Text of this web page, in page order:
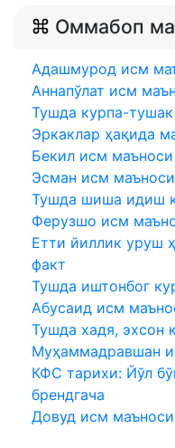
Оммабоп
Адашмурод исм
Аннапўлат исм
Тушда курпа-
Эркаклар ҳақида
Бекил исм маъноси
Эсман исм маъноси
Тушда шиша идиш
Ферузшо исм
Етти йиллик уруш
факт
Тушда иштонбог
Абусаид исм
Тушда хадя, эхсон
Муҳаммадравшан
КФC тарихи: Йўл
брендгача
Довуд исм маъноси